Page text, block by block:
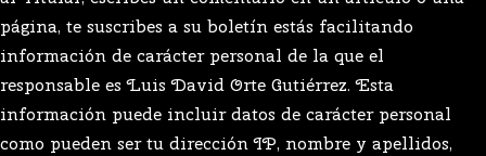
página, te suscribes a su boletín estás facilitando
información de carácter personal de la que el
responsable es Luis David Orte Gutiérrez. Esta
información puede incluir datos de carácter personal
como pueden ser tu dirección IP, nombre y apellidos,